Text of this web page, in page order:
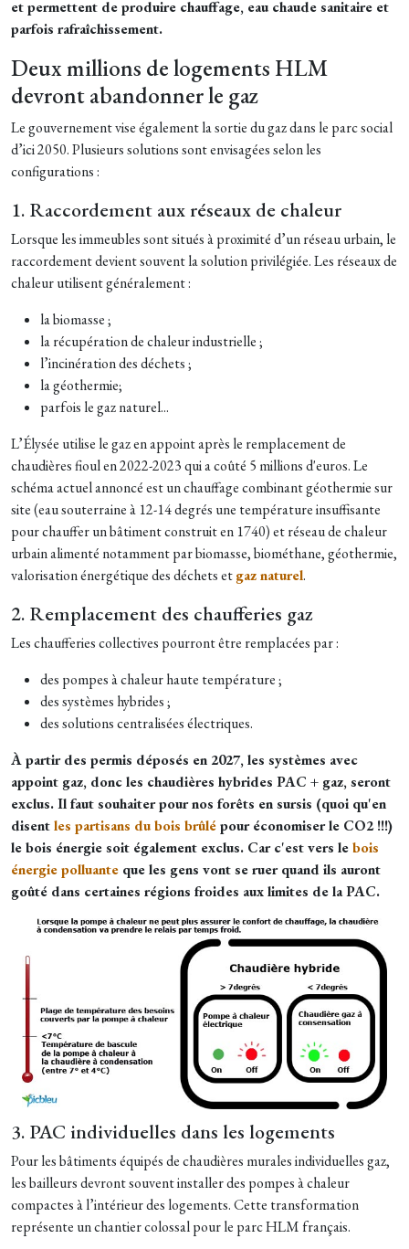
et permettent de produire chauffage, eau chaude sanitaire et
parfois rafraîchissement.
Deux millions de logements HLM
devront abandonner le gaz
Le gouvernement vise également la sortie du gaz dans le parc social
d’ici 2050. Plusieurs solutions sont envisagées selon les
configurations :
1. Raccordement aux réseaux de chaleur
Lorsque les immeubles sont situés à proximité d’un réseau urbain, le
raccordement devient souvent la solution privilégiée. Les réseaux de
chaleur utilisent généralement :
la biomasse ;
la récupération de chaleur industrielle ;
l’incinération des déchets ;
la géothermie;
parfois le gaz naturel...
L’Élysée utilise le gaz en appoint après le remplacement de
chaudières fioul en 2022-2023 qui a coûté 5 millions d'euros. Le
schéma actuel annoncé est un chauffage combinant géothermie sur
site (eau souterraine à 12-14 degrés une température insuffisante
pour chauffer un bâtiment construit en 1740) et réseau de chaleur
urbain alimenté notamment par biomasse, biométhane, géothermie,
valorisation énergétique des déchets etgaz naturel.
2. Remplacement des chaufferies gaz
Les chaufferies collectives pourront être remplacées par :
des pompes à chaleur haute température ;
des systèmes hybrides ;
des solutions centralisées électriques.
À partir des permis déposés en 2027, les systèmes avec
appoint gaz, donc les chaudières hybrides PAC + gaz, seront
exclus. Il faut souhaiter pour nos forêts en sursis (quoi qu'en
disentles partisans du bois brûlépour économiser le CO2 !!!)
le bois énergie soit également exclus. Car c'est vers lebois
énergie polluante que les gens vont se ruer quand ils auront
goûté dans certaines régions froides aux limites de la PAC.
3. PAC individuelles dans les logements
Pour les bâtiments équipés de chaudières murales individuelles gaz,
les bailleurs devront souvent installer des pompes à chaleur
compactes à l’intérieur des logements. Cette transformation
représente un chantier colossal pour le parc HLM français.